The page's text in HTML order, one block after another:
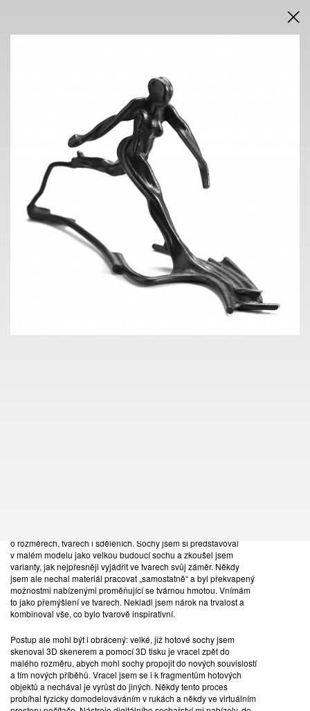
059
MICHAL GABRIEL(1960)
BĚH V LINIÍCH I., 2011 - 2022
bronz | 23 x 44 x 14 cm | sign. Michal Gabriel 2011 - 2022 | 1/7
Dotaz na cenu
Voršilská 3, Praha 1
13.9. - 24.9. 2023
11.00 h - 18.00 h
KONTAKT
Tomáš Lexa
+420 603 100 583
@pragueauctions.com
"VELKÉ TÉMA, MALÉ
o rozměrech, tvarech i sděleních. Sochy jsem si představoval
v malém modelu jako velkou budoucí sochu a zkoušel jsem
varianty, jak nejpřesněji vyjádřit ve tvarech svůj záměr. Někdy
jsem ale nechal materiál pracovat „samostatně“ a byl překvapený
možnostmi nabízenými proměňující se tvárnou hmotou. Vnímám
to jako přemýšlení ve tvarech. Nekladl jsem nárok na trvalost a
kombinoval vše, co bylo tvarově inspirativní.
Postup ale mohl být i obrácený: velké, již hotové sochy jsem
skenoval 3D skenerem a pomocí 3D tisku je vracel zpět do
malého rozměru, abych mohl sochy propojit do nových souvislostí
a tím nových příběhů. Vracel jsem se i k fragmentům hotových
objektů a nechával je vyrůst do jiných. Někdy tento proces
probíhal fyzicky domodelováváním v rukách a někdy ve virtuálním